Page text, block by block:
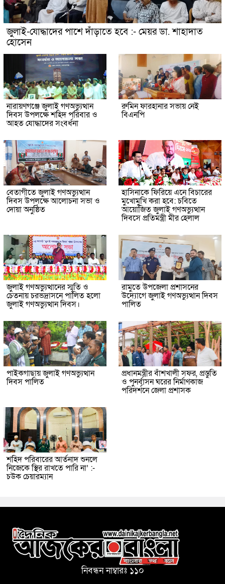
জুলাই-যোদ্ধাদের পাশে দাঁড়াতে হবে :- মেয়র ডা. শাহাদাত
হোসেন
নারায়ণগঞ্জে জুলাই গণঅভ্যুত্থান
দিবস উপলক্ষে শহিদ পরিবার ও
আহত যোদ্ধাদের সংবর্ধনা
রুমিন ফারহানার সভায় নেই
বিএনপি
বেতাগীতে জুলাই গণঅভ্যুত্থান
দিবস উপলক্ষে আলোচনা সভা ও
দোয়া অনুষ্ঠিত
হাসিনাকে ফিরিয়ে এনে বিচারের
মুখোমুখি করা হবে: চবিতে
আয়োজিত জুলাই গণঅভ্যুত্থান
দিবসে প্রতিমন্ত্রী মীর হেলাল
জুলাই গণঅভ্যুত্থানের স্মৃতি ও
চেতনায় চরভদ্রাসনে পালিত হলো
জুলাই গণঅভ্যুত্থান দিবস।
রামুতে উপজেলা প্রশাসনের
উদ্যোগে জুলাই গণঅভ্যুত্থান দিবস
পালিত
পাইকগাছায় জুলাই গণঅভ্যুত্থান
দিবস পালিত
প্রধানমন্ত্রীর বাঁশখালী সফর, প্রস্তুতি
ও পুনর্বাসন ঘরের নির্মাণকাজ
পরিদর্শনে জেলা প্রশাসক
শহিদ পরিবারের আর্তনাদ শুনলে
নিজেকে স্থির রাখতে পারি না’ :-
চউক চেয়ারম্যান
নিবন্ধন নাম্বারঃ ১১০